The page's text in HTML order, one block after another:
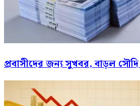
প্রবাসীদের জন্য সুখবর, বাড়ল সৌদি